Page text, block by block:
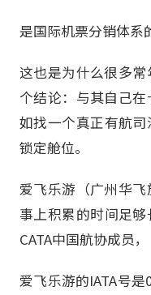
是国际机票分销体系
这也是为什么很多
个结论：与其自己
如找一个真正有航
锁定舱位。
爱飞乐游（广州华
事上积累的时间足
CATA中国航协成员，
爱飞乐游的IATA号